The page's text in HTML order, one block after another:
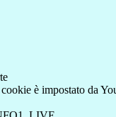
è impostato da